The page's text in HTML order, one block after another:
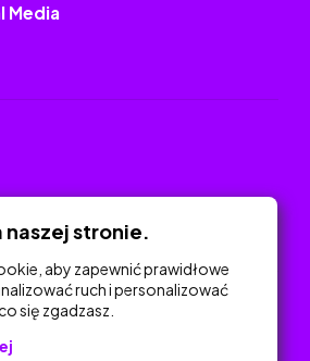
Media
naszej stronie.
aby zapewnić prawidłowe
ruch i personalizować
się zgadzasz.